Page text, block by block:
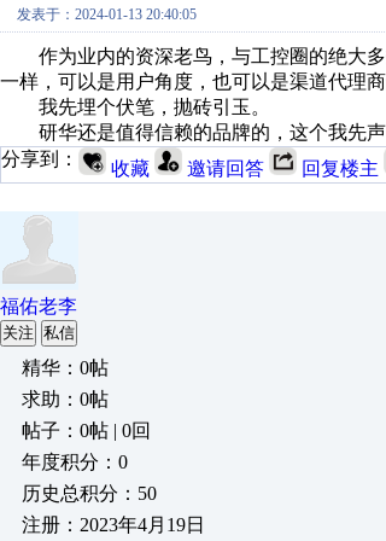
发表于：2024-01-13 20:40:05
作为业内的资深老鸟，与工控圈的绝大
一样，可以是用户角度，也可以是渠道代理
我先埋个伏笔，抛砖引玉。
研华还是值得信赖的品牌的，这个我先
分享到：
收藏 邀请回答 回复楼主
福佑老李
关注 私信
精华：0帖
求助：0帖
帖子：0帖 | 0回
年度积分：0
历史总积分：50
注册：2023年4月19日